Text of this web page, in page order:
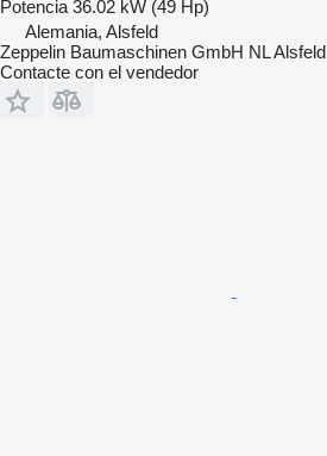
Potencia 36.02 kW (49 Hp)
Alemania, Alsfeld
Zeppelin Baumaschinen GmbH NL Alsfeld
Contacte con el vendedor